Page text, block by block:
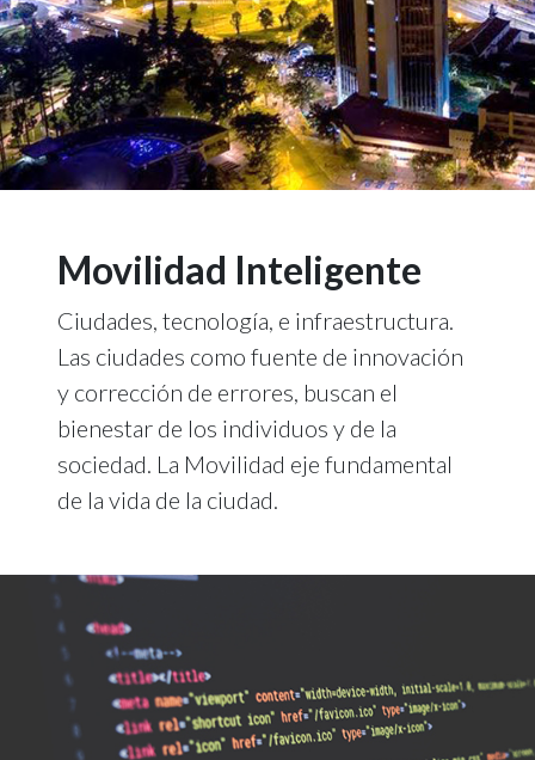
Movilidad Inteligente
Ciudades, tecnología, e infraestructura.
Las ciudades como fuente de innovación
y corrección de errores, buscan el
bienestar de los individuos y de la
sociedad. La Movilidad eje fundamental
de la vida de la ciudad.